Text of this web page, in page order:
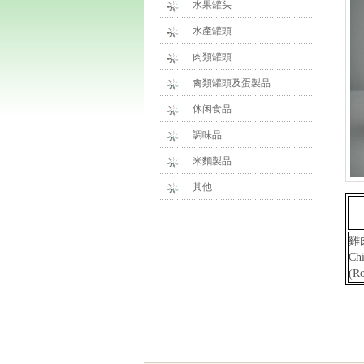
水果罐头
水產罐頭
肉類罐頭
禽類罐頭及蛋製品
休闲食品
調味品
米麵製品
其他
雞